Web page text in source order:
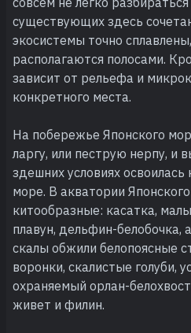
существующих здесь
экосистемы точно
располагаются полосами.
зависит от рельефа и
конкретного места.
На побережье Японского
ларгу, или пеструю нерпу, и
здешних условиях освоилась
море. В акватории
китообразные: касатка,
плавун, дельфин-
скалы обжили белопоясные
воронки, скалистые голуби,
охраняемый орлан-
живет и филин.